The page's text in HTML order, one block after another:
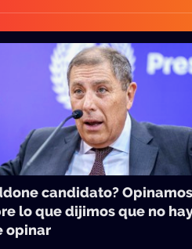
candidato? Opinamos
lo que dijimos que no
opinar